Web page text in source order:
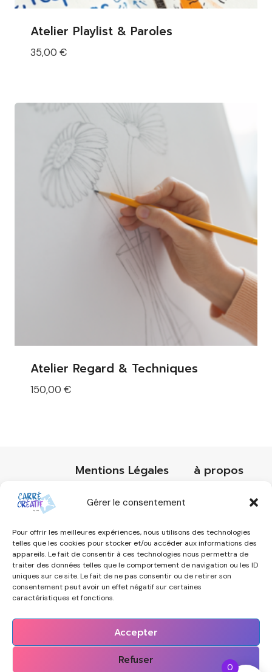
Gérer le consentement
Pour offrir les meilleures expériences, nous utilisons des technologies
telles que les cookies pour stocker et/ou accéder aux informations des
appareils. Le fait de consentir à ces technologies nous permettra de
traiter des données telles que le comportement de navigation ou les ID
uniques sur ce site. Le fait de ne pas consentir ou de retirer son
consentement peut avoir un effet négatif sur certaines
caractéristiques et fonctions.
Accepter
Refuser
Réservez votre stage pour les vacances de
Atelier Playlist & Paroles
35,00 €
Atelier Regard & Techniques
150,00 €
Mentions Légales
à propos
Réservation
Contact
Politique de cookies (UE)
© cborderline.com 2026 - Association loi
1901 Ateliers Arts Plastiques & Dessin à La
0